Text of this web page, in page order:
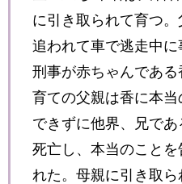
に引き取られて育つ
追われて車で逃走中
刑事が赤ちゃんである
育ての父親は香に本
できずに他界、兄で
死亡し、本当のことを
れた 。母親に引き取